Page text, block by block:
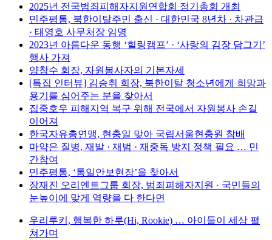
2025년 전국범죄피해자지원연합회 정기총회 개최
민주평통, 북한이탈주민 출신 · 대한민국 8년차 · 차관급
· 태영호 사무처장 임명
2023년 아름다운 동행 ‘힐링캠프’ · ‘사랑의 김장 담그기’
행사 가져
양창수 회장, 자원봉사자의 기본자세
[특집 인터뷰] 김승취 회장, 북한이탈 청소년에게 희망과
용기를 심어주는 분을 찾아서
집중호우 피해지역 복구 위해 전국에서 자원봉사 손길
이어져
한국자유총연맹, 현충일 맞아 국립서울현충원 참배
마약은 질병, 재발 · 재범 · 재중독 방지 정책 필요 … 민
간참여
민주평통, ‘통일안보현장’을 찾아서
장재진 오리엔트그룹 회장, 범죄피해자지원 · 국민들의
눈높이에 맞게 역량을 다 한다면
우리루키, 행복한 하루(Hi, Rookie) … 아이들이 세상 펼
쳐가며